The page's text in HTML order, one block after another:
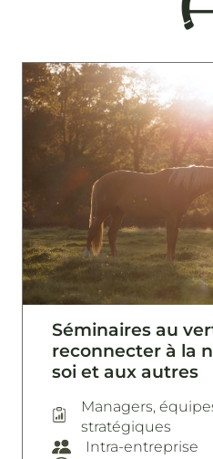
Séminaires au
reconnecter à la
soi et aux autres
Managers,
stratégiques
Intra-entreprise